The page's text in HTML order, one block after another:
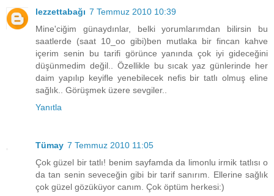
lezzettabağı 7 Temmuz 2010 10:39
Mine'ciğim günaydınlar, belki yorumlarımdan bilirsin bu
saatlerde (saat 10_oo gibi)ben mutlaka bir fincan kahve
içerim senin bu tarifi görünce yanında çok iyi gideceğini
düşünmedim değil.. Özellikle bu sıcak yaz günlerinde her
daim yapılıp keyifle yenebilecek nefis bir tatlı olmuş eline
sağlık.. Görüşmek üzere sevgiler..
Yanıtla
Tümay 7 Temmuz 2010 11:05
Çok güzel bir tatlı! benim sayfamda da limonlu irmik tatlısı o
da tan senin seveceğin gibi bir tarif sanırım. Ellerine sağlık
çok güzel gözüküyor canım. Çok öptüm herkesi:)